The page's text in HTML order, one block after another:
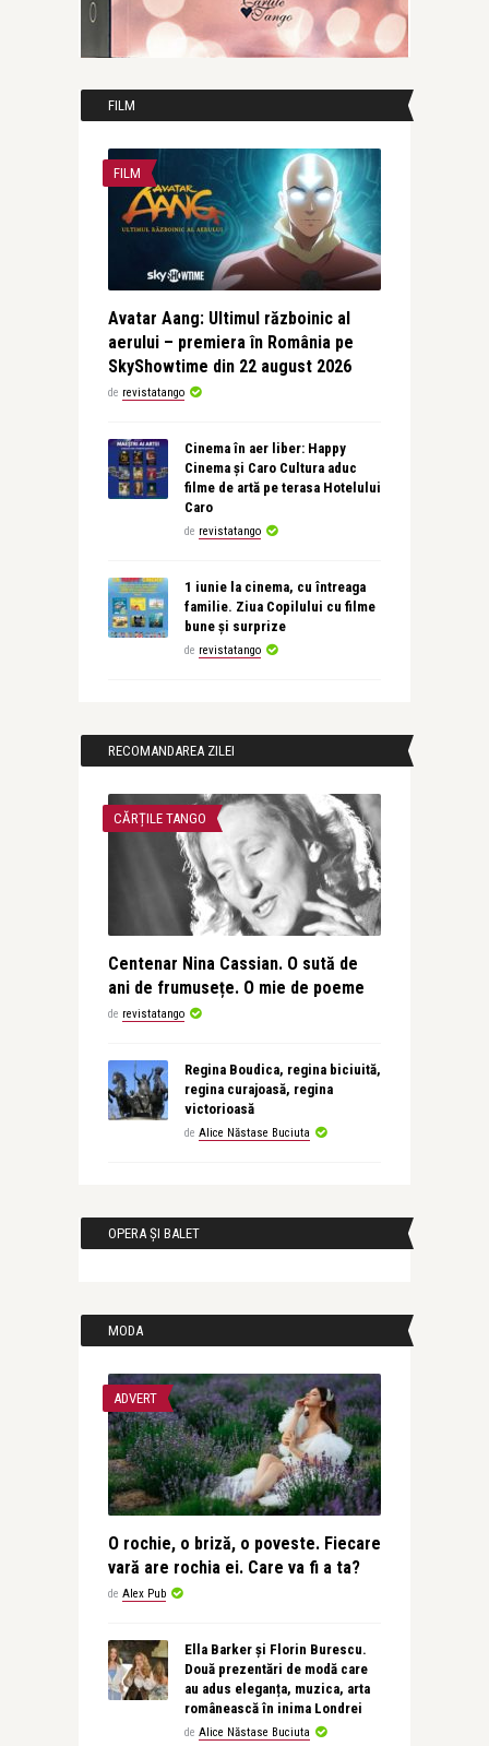
FILM
FILM
Avatar Aang: Ultimul războinic al
aerului – premiera în România pe
SkyShowtime din 22 august 2026
de revistatango
Cinema în aer liber: Happy
Cinema și Caro Cultura aduc
filme de artă pe terasa Hotelului
Caro
de revistatango
1 iunie la cinema, cu întreaga
familie. Ziua Copilului cu filme
bune și surprize
de revistatango
RECOMANDAREA ZILEI
CĂRȚILE TANGO
Centenar Nina Cassian. O sută de
ani de frumusețe. O mie de poeme
de revistatango
Regina Boudica, regina biciuită,
regina curajoasă, regina
victorioasă
de Alice Năstase Buciuta
OPERA ȘI BALET
MODA
ADVERT
O rochie, o briză, o poveste. Fiecare
vară are rochia ei. Care va fi a ta?
de Alex Pub
Ella Barker și Florin Burescu.
Două prezentări de modă care
au adus eleganța, muzica, arta
românească în inima Londrei
de Alice Năstase Buciuta